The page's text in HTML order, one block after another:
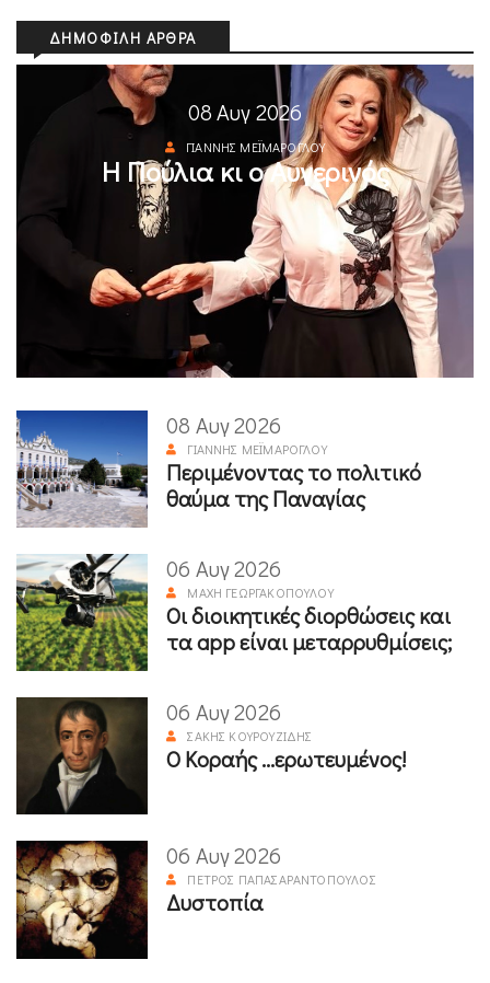
ΔΗΜΟΦΙΛΉ ΆΡΘΡΑ
08 Αυγ 2026
ΓΙΆΝΝΗΣ ΜΕΪΜΆΡΟΓΛΟΥ
Η Πούλια κι ο Αυγερινός
08 Αυγ 2026
ΓΙΆΝΝΗΣ ΜΕΪΜΆΡΟΓΛΟΥ
Περιμένοντας το πολιτικό
θαύμα της Παναγίας
06 Αυγ 2026
ΜΆΧΗ ΓΕΩΡΓΑΚΟΠΟΎΛΟΥ
Οι διοικητικές διορθώσεις και
τα app είναι μεταρρυθμίσεις;
06 Αυγ 2026
ΣΆΚΗΣ ΚΟΥΡΟΥΖΊΔΗΣ
Ο Κοραής ...ερωτευμένος!
06 Αυγ 2026
ΠΈΤΡΟΣ ΠΑΠΑΣΑΡΑΝΤΌΠΟΥΛΟΣ
Δυστοπία